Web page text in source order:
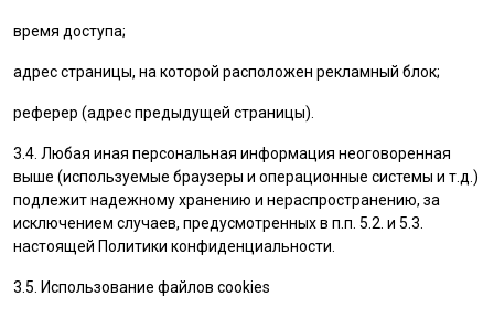
время доступа;
адрес страницы, на которой расположен рекламный блок;
реферер (адрес предыдущей страницы).
3.4. Любая иная персональная информация неоговоренная
выше (используемые браузеры и операционные системы и т.д.)
подлежит надежному хранению и нераспространению, за
исключением случаев, предусмотренных в п.п. 5.2. и 5.3.
настоящей Политики конфиденциальности.
3.5. Использование файлов cookies